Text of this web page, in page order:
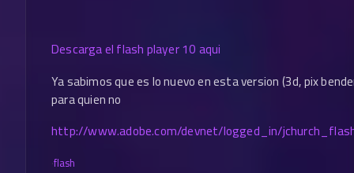
Descarga el flash player 10 aqui
Ya sabimos que es lo nuevo en esta version (3d, pix
para quien no
http://www.adobe.com/devnet/logged_in/
·flash